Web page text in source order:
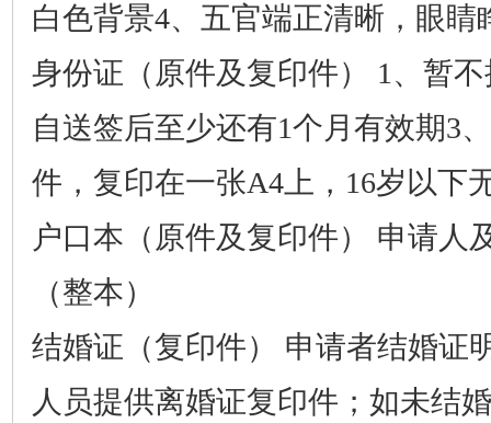
白色背景4、五官端正清晰，眼睛
身份证（原件及复印件）
1、暂
自送签后至少还有1个月有效期3
件，复印在一张A4上，16岁以下
户口本（原件及复印件）
申请人
（整本）
结婚证（复印件）
申请者结婚证
人员提供离婚证复印件；如未结